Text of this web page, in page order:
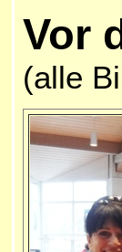
Vor
(alle